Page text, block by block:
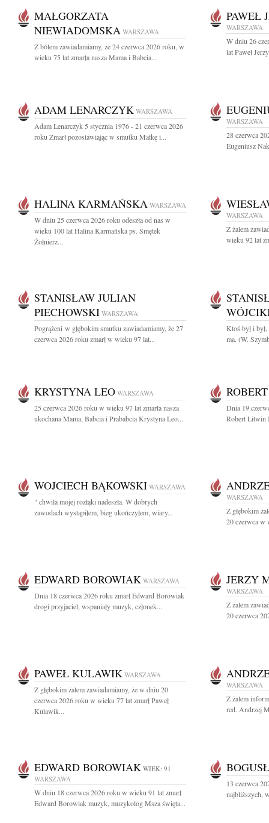
MAŁGORZATA
NIEWIADOMSKA WARSZAWA
Z bólem zawiadamiamy, że 24 czerwca 2026 roku, w
wieku 75 lat zmarła nasza Mama i Babcia...
PAWEŁ
WARSZAWA
W dniu 26
lat Paweł
ADAM LENARCZYK WARSZAWA
Adam Lenarczyk 5 stycznia 1976 - 21 czerwca 2026
roku Zmarł pozostawiając w smutku Matkę i...
WARSZAWA
28 czerwca
Eugeniusz
HALINA KARMAŃSKA WARSZAWA
W dniu 25 czerwca 2026 roku odeszła od nas w
wieku 100 lat Halina Karmańska ps. Smętek
Żołnierz...
WARSZAWA
Z żalem
wieku 92 lat
STANISŁAW JULIAN
PIECHOWSKI WARSZAWA
Pogrążeni w głębokim smutku zawiadamiamy, że 27
czerwca 2026 roku zmarł w wieku 97 lat...
Ktoś był i
ma. (W.
KRYSTYNA LEO WARSZAWA
25 czerwca 2026 roku w wieku 97 lat zmarła nasza
ukochana Mama, Babcia i Prababcia Krystyna Leo...
Dnia 19
Robert Litwin
WOJCIECH BĄKOWSKI WARSZAWA
" chwila mojej rozłąki nadeszła. W dobrych
zawodach wystąpiłem, bieg ukończyłem, wiary...
WARSZAWA
Z głębokim
20 czerwca w
EDWARD BOROWIAK WARSZAWA
Dnia 18 czerwca 2026 roku zmarł Edward Borowiak
drogi przyjaciel, wspaniały muzyk, członek...
JERZY
WARSZAWA
Z żalem
20 czerwca
PAWEŁ KULAWIK WARSZAWA
Z głębokim żalem zawiadamiamy, że w dniu 20
czerwca 2026 roku w wieku 77 lat zmarł Paweł
Kulawik...
WARSZAWA
Z żalem
red. Andrzej
EDWARD BOROWIAK WIEK: 91
WARSZAWA
W dniu 18 czerwca 2026 roku w wieku 91 lat zmarł
Edward Borowiak muzyk, muzykolog Msza święta...
13 czerwca
najbliższych,